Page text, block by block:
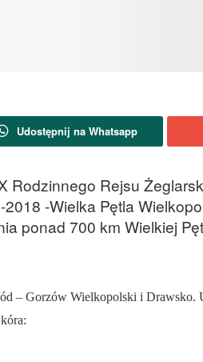
Udostępnij na Whatsapp
Rodzinnego Rejsu
-Wielka Pętla
ponad 700 km Wielkiej
– Gorzów Wielkopolski i Drawsko.